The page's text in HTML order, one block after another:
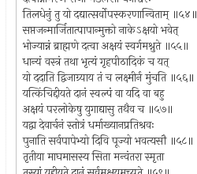
तिलधेनुं तु यो दद्यात्सर्वोपस्करणान्विताम् ॥५४॥
सप्तजन्मार्जितात्पापान्मुक्तो नाकेऽक्षयो भवेत्
भोज्यान्नं ब्राह्मणे दत्वा अक्षयं स्वर्गमश्नुते ॥५५॥
धान्यं वस्त्रं तथा भृत्यं गृहपीठादिकं च यत्
यो ददाति द्विजाग्र्याय तं च लक्ष्मीर्न मुंचति ॥५६॥
यत्किंचिद्दीयते दानं स्वल्पं वा यदि वा बहु
अक्षयं परलोकेषु युगाद्यासु तथैव च ॥५७॥
यद्वा देवार्चनं स्तोत्रं धर्माख्यानप्रतिश्रवः
पुनाति सर्वपापेभ्यो दिवि पूज्यो भवत्यसौ ॥५८॥
तृतीया माघमासस्य सिता मन्वंतरा स्मृता